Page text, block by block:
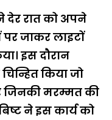
ने देर रात को अपने
पर जाकर लाइटों
इस दौरान
किया जो
जिनकी मरम्मत की
ने इस कार्य को